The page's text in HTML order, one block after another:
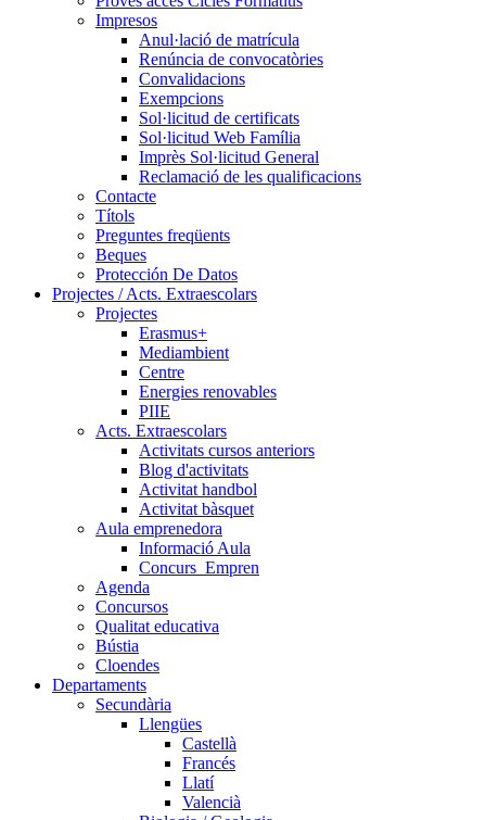
Impresos
Anul·lació de matrícula
Renúncia de convocatòries
Convalidacions
Exempcions
Sol·licitud de certificats
Sol·licitud Web Família
Imprès Sol·licitud General
Reclamació de les qualificacions
Contacte
Títols
Preguntes freqüents
Beques
Protección De Datos
Projectes / Acts. Extraescolars
Projectes
Erasmus+
Mediambient
Centre
Energies renovables
PIIE
Acts. Extraescolars
Activitats cursos anteriors
Blog d'activitats
Activitat handbol
Activitat bàsquet
Aula emprenedora
Informació Aula
Concurs_Empren
Agenda
Concursos
Qualitat educativa
Bústia
Cloendes
Departaments
Secundària
Llengües
Castellà
Francés
Llatí
Valencià